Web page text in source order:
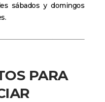
sábados y domingos
PARA